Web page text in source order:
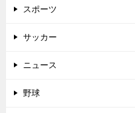
スポーツ
サッカー
ニュース
野球